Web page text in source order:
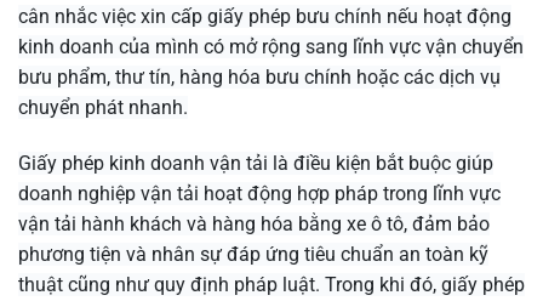
cân nhắc việc xin cấp giấy phép bưu chính nếu hoạt động
kinh doanh của mình có mở rộng sang lĩnh vực vận chuyển
bưu phẩm, thư tín, hàng hóa bưu chính hoặc các dịch vụ
chuyển phát nhanh.
Giấy phép kinh doanh vận tải là điều kiện bắt buộc giúp
doanh nghiệp vận tải hoạt động hợp pháp trong lĩnh vực
vận tải hành khách và hàng hóa bằng xe ô tô, đảm bảo
phương tiện và nhân sự đáp ứng tiêu chuẩn an toàn kỹ
thuật cũng như quy định pháp luật. Trong khi đó, giấy phép